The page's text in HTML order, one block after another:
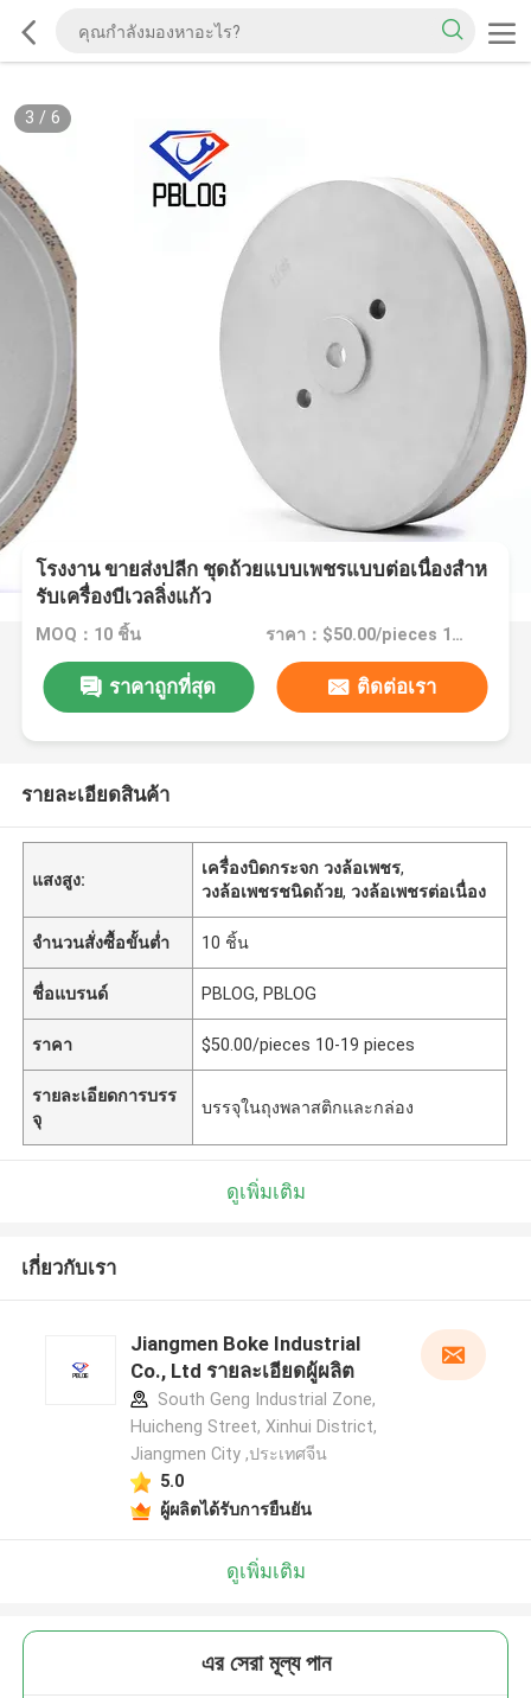
ฝากข้อความ
เราจะโทรกลับหาคุณเร็ว ๆ นี้!
3 / 6
โรงงาน ขายส่งปลีก ชุดถ้วยแบบเพชรแบบต่อเนื่องสําห
รับเครื่องบีเวลลิ่งแก้ว
MOQ：10 ชิ้น ราคา：$50.00/pieces 10-19 pieces
ราคาถูกที่สุด ติดต่อเรา
รายละเอียดสินค้า
แสงสูง:
เครื่องบิดกระจก วงล้อเพชร,
วงล้อเพชรชนิดถ้วย,วงล้อเพชรต่อเนื่อง
จำนวนสั่งซื้อขั้นต่ำ 10 ชิ้น
ชื่อแบรนด์ PBLOG, PBLOG
ราคา $50.00/pieces 10-19 pieces
รายละเอียดการบรร
จุ
บรรจุในถุงพลาสติกและกล่อง
ดูเพิ่มเติม
เกี่ยวกับเรา
Jiangmen Boke Industrial
Co., Ltd รายละเอียดผู้ผลิต
South Geng Industrial Zone,
Huicheng Street, Xinhui District,
Jiangmen City ,ประเทศจีน
5.0
ผู้ผลิตได้รับการยืนยัน
ดูเพิ่มเติม
এর সেরা মূল্য পান